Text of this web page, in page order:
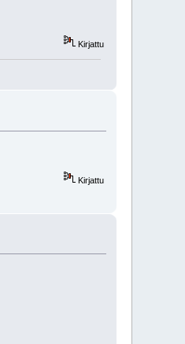
Kirjattu
Kirjattu